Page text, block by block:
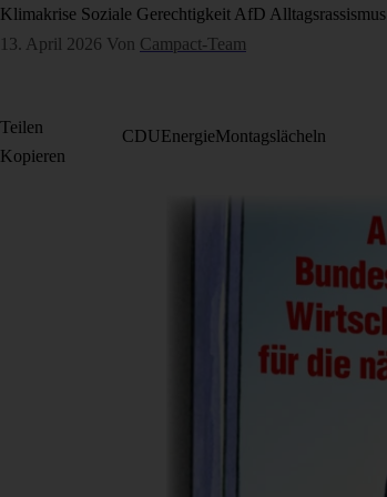
Klimakrise Soziale Gerechtigkeit AfD Alltagsrassismus
13. April 2026 Von Campact-Team
CDUEnergieMontagslächeln
Teilen
Kopieren